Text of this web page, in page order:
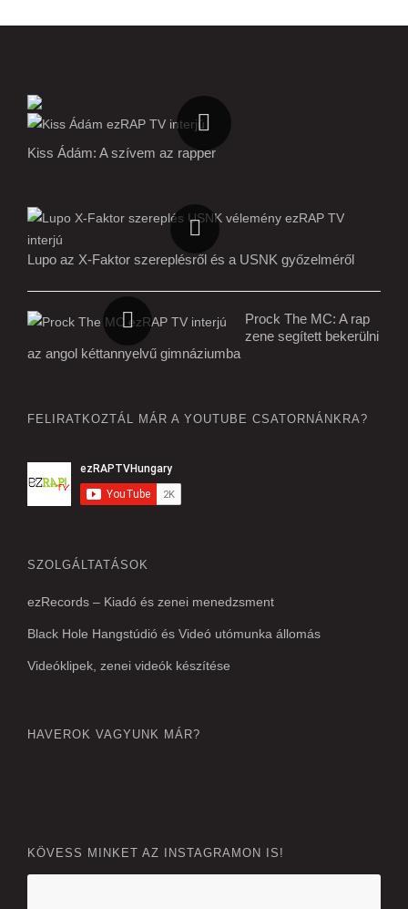
Kiss Ádám: A szívem az rapper
Lupo az X-Faktor szereplésről és a USNK győzelméről
Prock The MC: A rap
zene segített bekerülni
az angol kéttannyelvű gimnáziumba
FELIRATKOZTÁL MÁR A YOUTUBE CSATORNÁNKRA?
SZOLGÁLTATÁSOK
ezRecords – Kiadó és zenei menedzsment
Black Hole Hangstúdió és Videó utómunka állomás
Videóklipek, zenei videók készítése
HAVEROK VAGYUNK MÁR?
KÖVESS MINKET AZ INSTAGRAMON IS!